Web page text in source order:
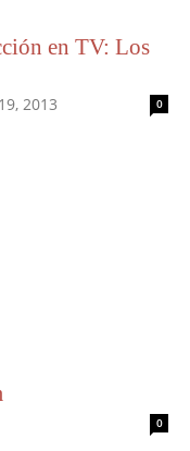
en TV: Los
2013 0
0